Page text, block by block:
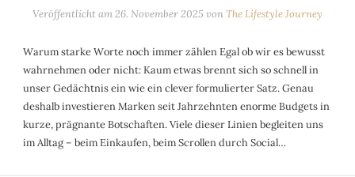
Veröffentlicht am26. November 2025 vonThe Lifestyle Journey
Warum starke Worte noch immer zählen Egal ob wir es bewusst
wahrnehmen oder nicht: Kaum etwas brennt sich so schnell in
unser Gedächtnis ein wie ein clever formulierter Satz. Genau
deshalb investieren Marken seit Jahrzehnten enorme Budgets in
kurze, prägnante Botschaften. Viele dieser Linien begleiten uns
im Alltag – beim Einkaufen, beim Scrollen durch Social…